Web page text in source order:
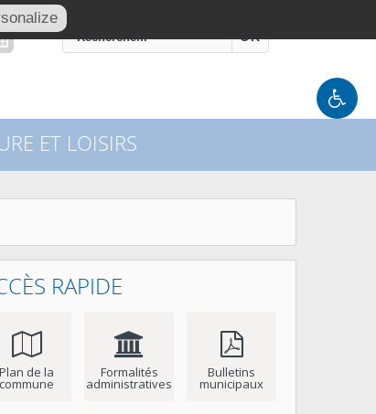
OK
ET LOISIRS
RAPIDE
Plan de la
commune
Formalités
administratives
Bulletins
municipaux